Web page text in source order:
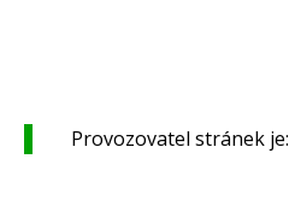
Provozovatel stránek je: